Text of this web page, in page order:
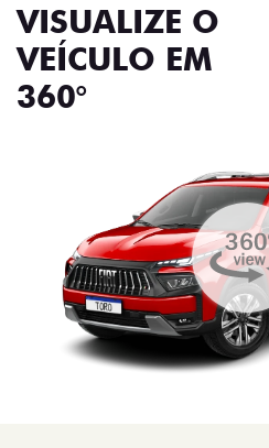
VISUALIZE O
VEÍCULO EM
360°